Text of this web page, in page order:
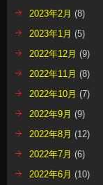
2023年2月 (8)
2023年1月 (5)
2022年12月 (9)
2022年11月 (8)
2022年10月 (7)
2022年9月 (9)
2022年8月 (12)
2022年7月 (6)
2022年6月 (10)